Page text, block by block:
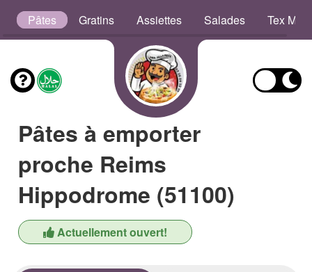
Pâtes Gratins Assiettes Salades Tex Mex
Pâtes à emporter
proche Reims
Hippodrome (51100)
Actuellement ouvert!